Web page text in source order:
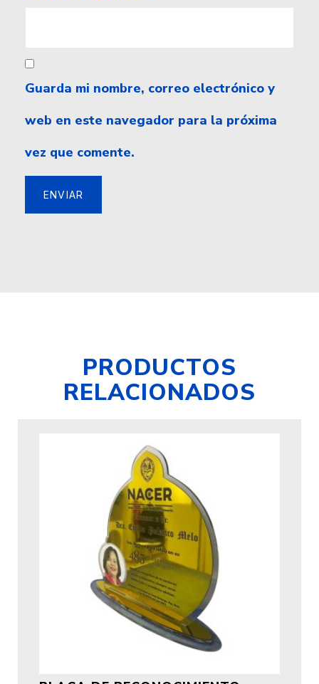
Guarda mi nombre, correo electrónico y
web en este navegador para la próxima
vez que comente.
PRODUCTOS
RELACIONADOS